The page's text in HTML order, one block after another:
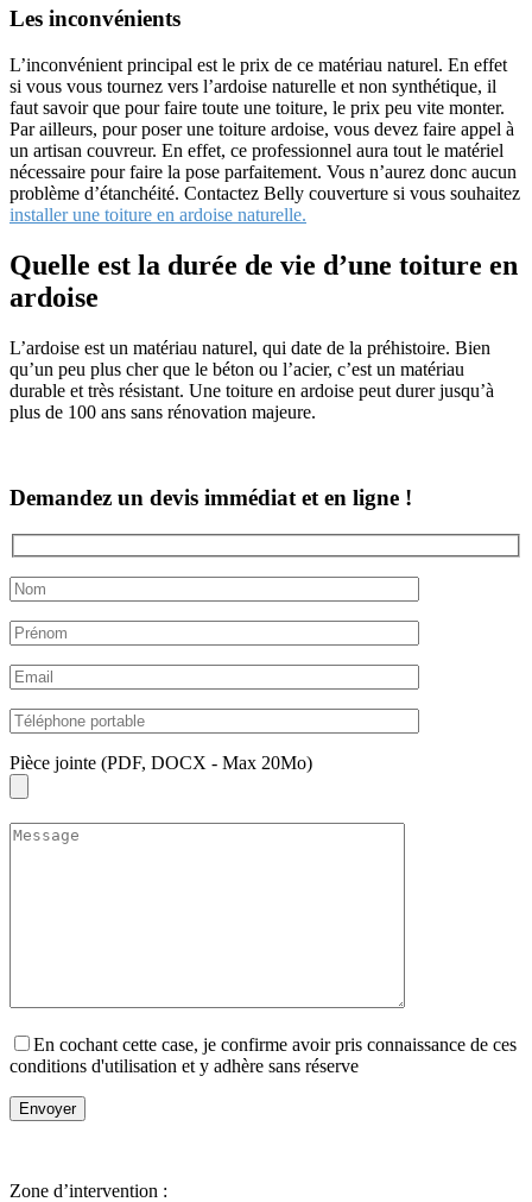
Les inconvénients
L’inconvénient principal est le prix de ce matériau naturel. En effet
si vous vous tournez vers l’ardoise naturelle et non synthétique, il
faut savoir que pour faire toute une toiture, le prix peu vite monter.
Par ailleurs, pour poser une toiture ardoise, vous devez faire appel à
un artisan couvreur. En effet, ce professionnel aura tout le matériel
nécessaire pour faire la pose parfaitement. Vous n’aurez donc aucun
problème d’étanchéité. Contactez Belly couverture si vous souhaitez
installer une toiture en ardoise naturelle.
Quelle est la durée de vie d’une toiture en
ardoise
L’ardoise est un matériau naturel, qui date de la préhistoire. Bien
qu’un peu plus cher que le béton ou l’acier, c’est un matériau
durable et très résistant. Une toiture en ardoise peut durer jusqu’à
plus de 100 ans sans rénovation majeure.
Demandez un devis immédiat et en ligne !
Pièce jointe (PDF, DOCX - Max 20Mo)
En cochant cette case, je confirme avoir pris connaissance de ces
conditions d'utilisation et y adhère sans réserve
Zone d’intervention :